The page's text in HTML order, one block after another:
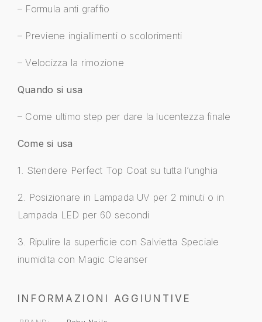
– Formula anti graffio
– Previene ingiallimenti o scolorimenti
– Velocizza la rimozione
Quando si usa
– Come ultimo step per dare la lucentezza finale
Come si usa
1. Stendere Perfect Top Coat su tutta l’unghia
2. Posizionare in Lampada UV per 2 minuti o in
Lampada LED per 60 secondi
3. Ripulire la superficie con Salvietta Speciale
inumidita con Magic Cleanser
INFORMAZIONI AGGIUNTIVE